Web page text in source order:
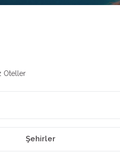
Oteller
Şehirler